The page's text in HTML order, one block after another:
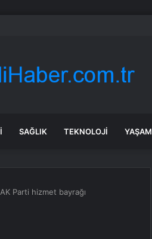
Başaran’a tutuklama talebi
SAĞLIK TEKNOLOJI YAŞAM
Parti hizmet bayrağı